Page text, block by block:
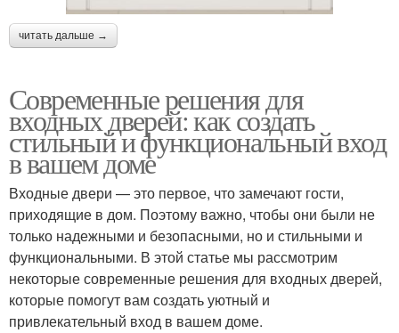
читать дальше →
Современные решения для
входных дверей: как создать
стильный и функциональный вход
в вашем доме
Входные двери — это первое, что замечают гости,
приходящие в дом. Поэтому важно, чтобы они были не
только надежными и безопасными, но и стильными и
функциональными. В этой статье мы рассмотрим
некоторые современные решения для входных дверей,
которые помогут вам создать уютный и
привлекательный вход в вашем доме.